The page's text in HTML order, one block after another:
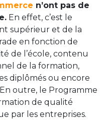
n’ont pas de
En effet, c’est le
supérieur et de la
en fonction de
de l’école, contenu
de la formation,
diplômés ou encore
outre, le Programme
de qualité
par les entreprises.